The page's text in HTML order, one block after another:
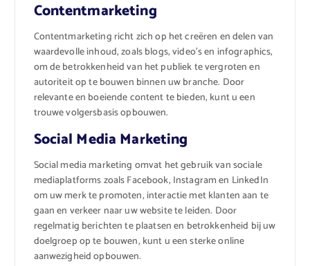
Contentmarketing
Contentmarketing richt zich op het creëren en delen van
waardevolle inhoud, zoals blogs, video’s en infographics,
om de betrokkenheid van het publiek te vergroten en
autoriteit op te bouwen binnen uw branche. Door
relevante en boeiende content te bieden, kunt u een
trouwe volgersbasis opbouwen.
Social Media Marketing
Social media marketing omvat het gebruik van sociale
mediaplatforms zoals Facebook, Instagram en LinkedIn
om uw merk te promoten, interactie met klanten aan te
gaan en verkeer naar uw website te leiden. Door
regelmatig berichten te plaatsen en betrokkenheid bij uw
doelgroep op te bouwen, kunt u een sterke online
aanwezigheid opbouwen.